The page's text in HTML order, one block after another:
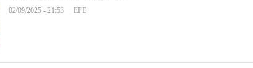
02/09/2025 - 21:53 EFE